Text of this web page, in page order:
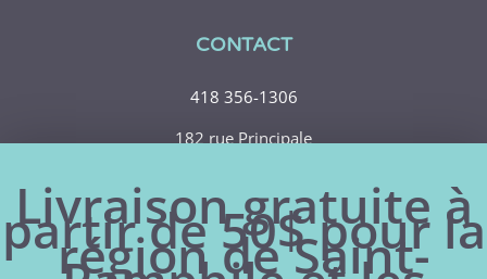
CONTACT
418 356-1306
182 rue Principale
Livraison gratuite à
partir de 50$ pour la
région de Saint-